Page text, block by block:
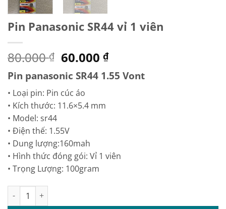
Pin Panasonic SR44 vỉ 1 viên
80.000₫ Giá
gốc
là:
80.000 ₫.
60.000₫Giá
hiện
tại
Pin panasonic SR44 1.55 Vont
• Loại pin: Pin cúc áo
• Kích thước: 11.6×5.4 mm
• Model: sr44
• Điện thế: 1.55V
• Dung lượng:160mah
• Hình thức đóng gói: Vỉ 1 viên
• Trọng Lượng: 100gram
Pin Panasonic SR44 vỉ 1 viên số lượng